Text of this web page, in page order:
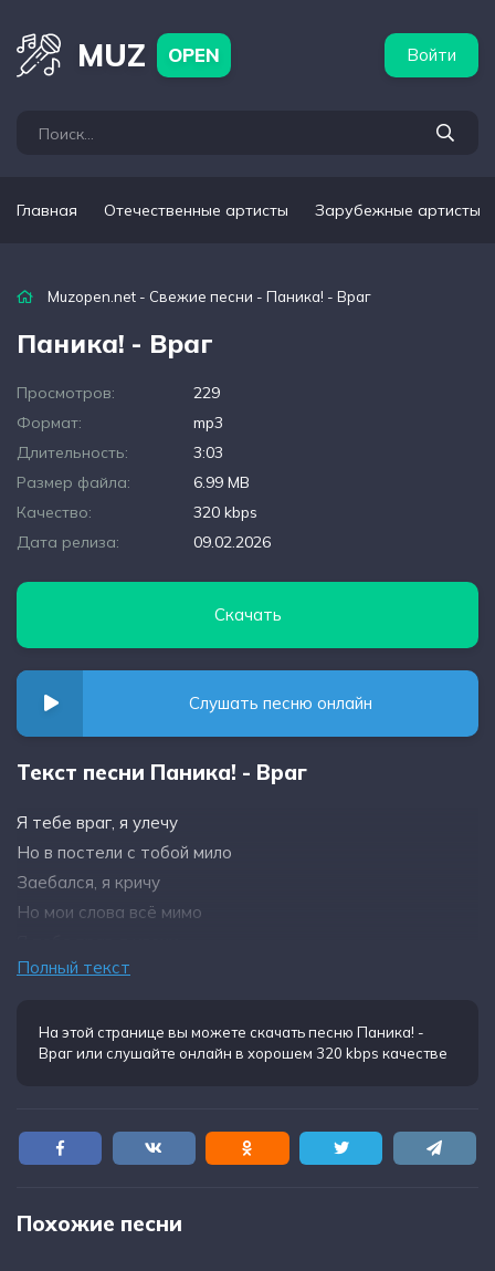
MUZ OPEN Войти
Главная Отечественные артисты Зарубежные артисты
Muzopen.net - Свежие песни - Паника! - Враг
Паника! - Враг
Просмотров:
229
Формат:
mp3
Длительность:
3:03
Размер файла:
6.99 MB
Качество:
320 kbps
Дата релиза:
09.02.2026
Скачать
Слушать песню онлайн
Текст песни Паника! - Враг
Я тебе враг, я улечу
Но в постели с тобой мило
Заебался, я кричу
Но мои слова всё мимо
Но в постели
Полный текст
На этой странице вы можете скачать песню Паника! -
Врагили слушайте онлайн в хорошем 320 kbps качестве
Похожие песни
артисты Популярные подборки